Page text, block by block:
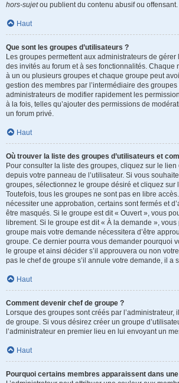
hors-sujetou publient du contenu abusif ou offensant.
Haut
Que sont les groupes d’utilisateurs ?
Les groupes permettent aux administrateurs de gérer
des invités au forum et à ses fonctionnalités. Chaque
à un ou plusieurs groupes et chaque groupe peut
gestion des membres par l’intermédiaire des
administrateurs de modifier rapidement les
à la fois, telles qu’ajouter des permissions de
un forum privé.
Haut
Où trouver la liste des groupes d’utilisateurs et
Pour consulter la liste des groupes, cliquez sur le lien
depuis votre panneau de l’utilisateur. Si vous
groupes, sélectionnez le groupe désiré et cliquez sur
Toutefois, tous les groupes ne sont pas en libre
nécessiter une approbation, certains sont fermés et
être masqués. Si le groupe est dit « Ouvert », vous
librement. Si le groupe est dit « À la demande »,
groupe mais votre demande nécessitera d’être
groupe. Ce dernier pourra vous demander pourquoi
le groupe et ainsi décider s’il approuvera ou non
pas le chef de groupe s’il annule votre demande, il a
Haut
Comment devenir chef de groupe ?
Lorsque des groupes sont créés par l’administrateur,
de groupe. Si vous désirez créer un groupe
l’administrateur en premier lieu en lui envoyant un
Haut
Pourquoi certains membres apparaissent dans